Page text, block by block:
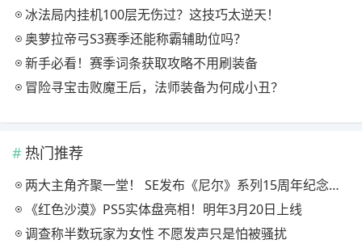
冰法局内挂机100层无伤过？这技巧太逆天！
奥萝拉帝弓S3赛季还能称霸辅助位吗？
新手必看！赛季词条获取攻略不用刷装备
冒险寻宝击败魔王后，法师装备为何成小丑？
热门推荐
两大主角齐聚一堂！ SE发布《尼尔》系列15周年纪念典藏套装
《红色沙漠》PS5实体盘亮相！明年3月20日上线
调查称半数玩家为女性 不愿发声只是怕被骚扰